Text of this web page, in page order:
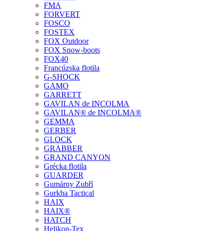
FMA
FORVERT
FOSCO
FOSTEX
FOX Outdoor
FOX Snow-boots
FOX40
Francúzska flotila
G-SHOCK
GAMO
GARRETT
GAVILAN de INCOLMA
GAVILAN® de INCOLMA®
GEMMA
GERBER
GLOCK
GRABBER
GRAND CANYON
Grécka flotila
GUARDER
Gumárny Zubří
Gurkha Tactical
HAIX
HAIX®
HATCH
Helikon-Tex